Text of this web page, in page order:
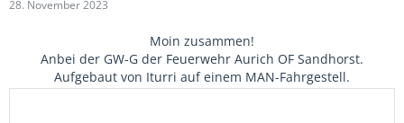
28. November 2023
Moin zusammen!
Anbei der GW-G der Feuerwehr Aurich OF Sandhorst.
Aufgebaut von Iturri auf einem MAN-Fahrgestell.